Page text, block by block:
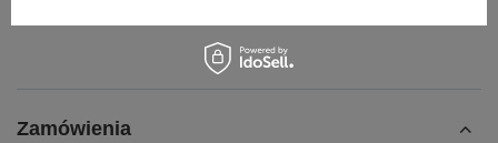
Zamówienia